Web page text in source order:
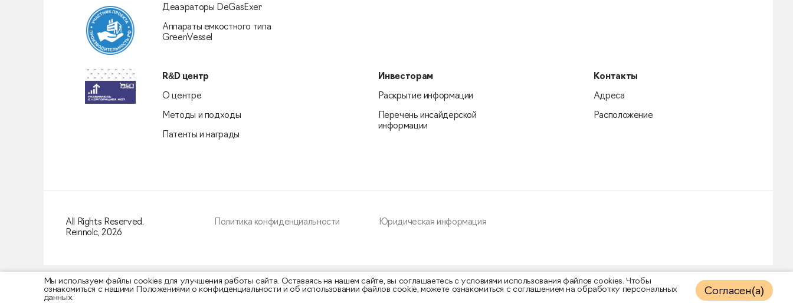
Мы используем файлы cооkies для улучшения работы сайта. Оставаясь на нашем сайте, вы соглашаетесь с условиями использования файлов cооkies. Чтобы
ознакомиться с нашими Положениями о конфиденциальности и об использовании файлов cookie, можете ознакомиться с соглашением на обработку персональных
данных.
Согласен(а)
Деаэраторы DeGasExer
Аппараты емкостного типа
GreenVessel
R&D центр
О центре
Методы и подходы
Патенты и награды
Инвесторам
Раскрытие информации
Перечень инсайдерской
информации
Контакты
Адреса
Расположение
All Rights Reserved.
Reinnolc, 2026
Политика конфиденциальности Юридическая информация